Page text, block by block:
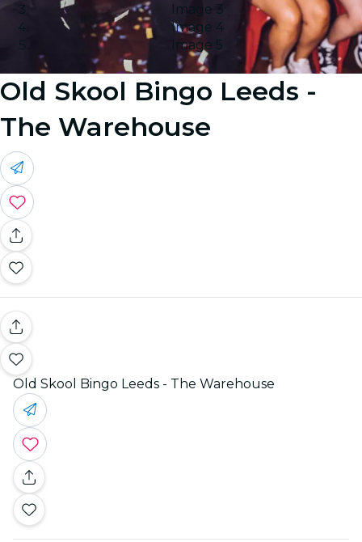
Image 3
Image 4
Image 5
Old Skool Bingo Leeds -
The Warehouse
Old Skool Bingo Leeds - The Warehouse